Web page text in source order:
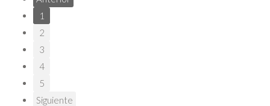
1
2
3
4
5
Siguiente